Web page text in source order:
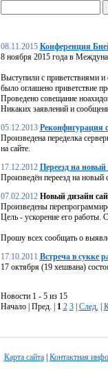
08.11.2015 Конференция
8 ноября 2015 года в
Выступили с приветствиями
было оглашено приветствие
Проведено совещание
Никаких заявлений и
05.12.2013 Реконфигурация
Произведена переделка
на сайте.
17.12.2012 Переезд на новый
Произведён переезд на новый
07.02.2012 Новый дизайн
Произведены
Цель - ускорение его работы.
Прошу всех сообщать о
17.10.2011 Встреча в сукке
17 октября (19 хешвана)
Новости 1 - 5 из 15
Начало | Пред. |
1 2 3| След.
Карта сайта| Контактная